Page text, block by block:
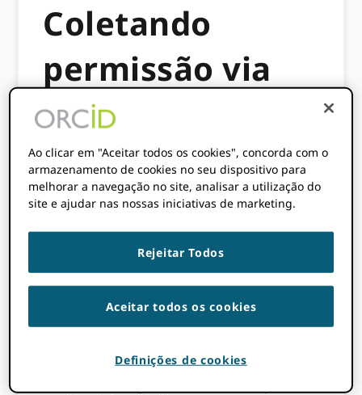
Coletando
permissão via
ORCID caixa de
entrada
os membros podem obter permissão dos
autores para adicionar trabalhos publicados
aos seus ORCID gravar por meio de
Essa é uma ótima maneira de entrar em
permissão para adicionar obras à lista do
Ao clicar em "Aceitar todos os cookies", concorda com o
armazenamento de cookies no seu dispositivo para
melhorar a navegação no site, analisar a utilização do
site e ajudar nas nossas iniciativas de marketing.
Rejeitar Todos
Aceitar todos os cookies
Definições de cookies